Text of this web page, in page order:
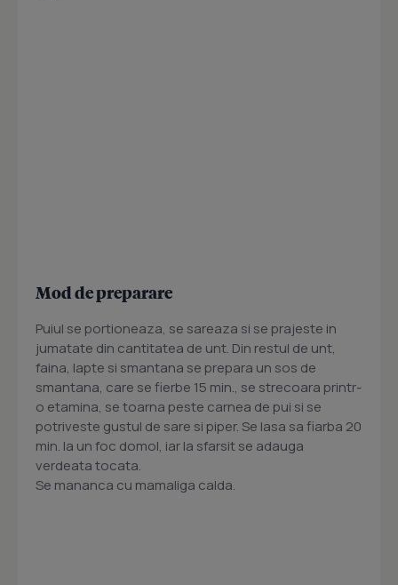
Mod de preparare
Puiul se portioneaza, se sareaza si se prajeste in
jumatate din cantitatea de unt. Din restul de unt,
faina, lapte si smantana se prepara un sos de
smantana, care se fierbe 15 min., se strecoara printr-
o etamina, se toarna peste carnea de pui si se
potriveste gustul de sare si piper. Se lasa sa fiarba 20
min. la un foc domol, iar la sfarsit se adauga
verdeata tocata.
Se mananca cu mamaliga calda.